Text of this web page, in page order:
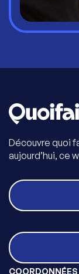
Découvre quoi
aujourd’hui, ce
COORDONNÉES